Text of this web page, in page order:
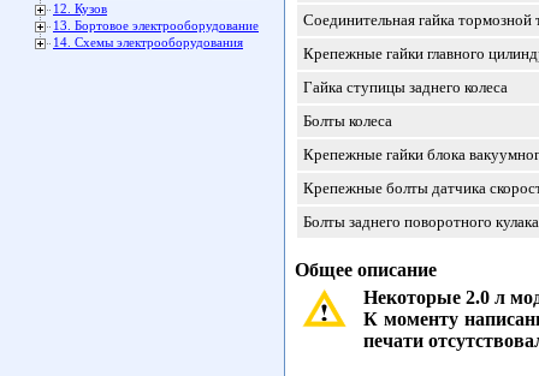
12. Кузов
13. Бортовое электрооборудование
14. Схемы электрооборудования
Соединительная гайка тормозной
Крепежные гайки главного
Гайка ступицы заднего колеса
Болты колеса
Крепежные гайки блока
Крепежные болты датчика
Болты заднего поворотного
Общее описание
Некоторые 2.0 л
К моменту
печати